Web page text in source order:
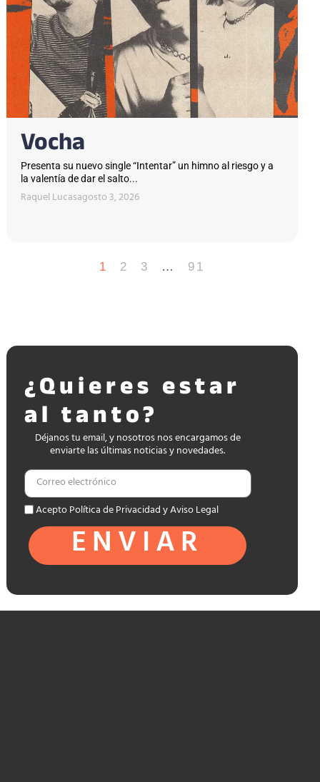
Vocha
Presenta su nuevo single “Intentar” un himno al riesgo y a
la valentía de dar el salto...
Raquel Lucasagosto 3, 2026
1 2 3 … 91
¿Quieres estar
al tanto?
Déjanos tu email, y nosotros nos encargamos de
enviarte las últimas noticias y novedades.
Acepto Política de Privacidad y Aviso Legal
ENVIAR